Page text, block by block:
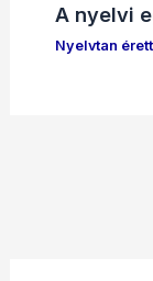
A nyelvi
Nyelvtan